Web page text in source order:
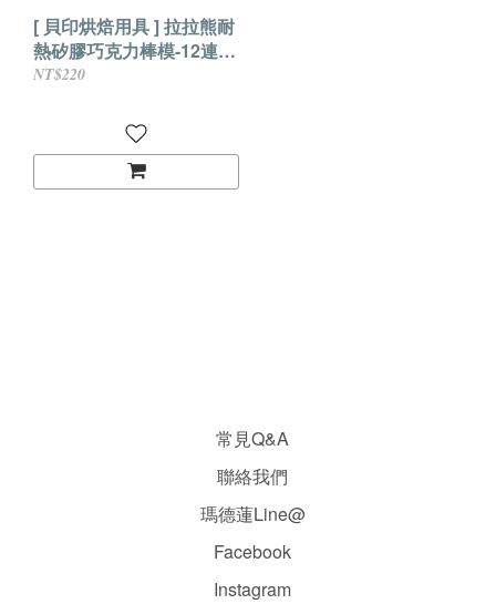
[ 貝印烘焙用具 ] 拉拉熊耐
熱矽膠巧克力棒模-12連
模-黃色
NT$220
常見Q&A
聯絡我們
瑪德蓮Line@
Facebook
Instagram